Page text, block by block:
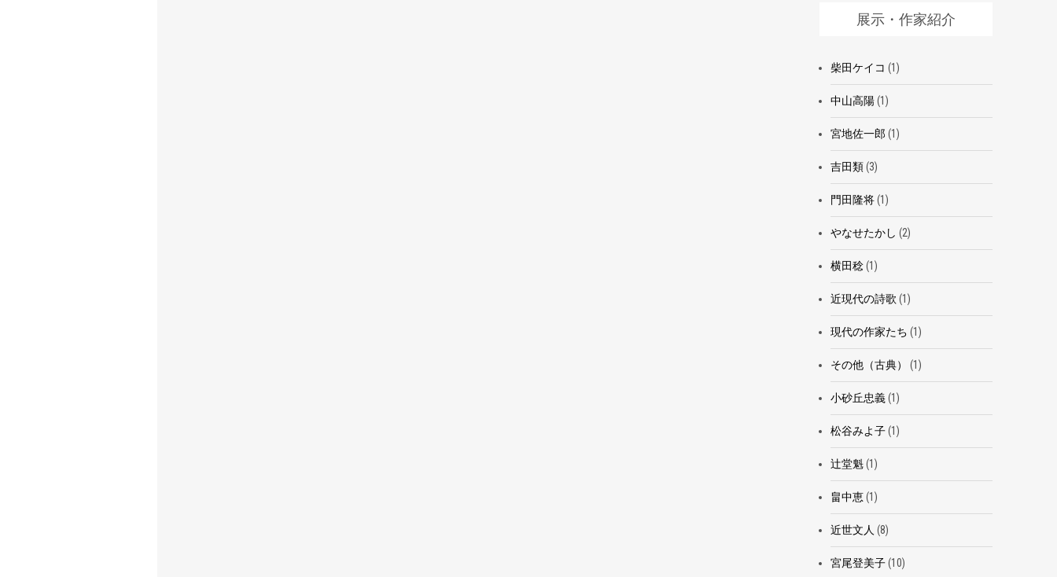
展示・作家紹介
柴田ケイコ (1)
中山高陽(1)
宮地佐一郎 (1)
吉田類(3)
門田隆将(1)
やなせたかし (2)
横田稔(1)
近現代の詩歌 (1)
現代の作家たち (1)
その他（古典） (1)
小砂丘忠義(1)
松谷みよ子(1)
辻堂魁(1)
畠中恵(1)
近世文人 (8)
宮尾登美子(10)